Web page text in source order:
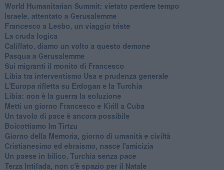
World Humanitarian Summit: vietato perdere tempo
Israele, attentato a Gerusalemme
Francesco a Lesbo, un viaggio triste
La cruda logica
Califfato, diamo un volto a questo demone
Pasqua a Gerusalemme
Sui migranti il monito di Francesco
Libia tra interventismo Usa e prudenza generale
L'Europa rifletta su Erdogan e la Turchia
Libia: non è la guerra la soluzione
Metti un giorno Francesco e Kirill a Cuba
Un tavolo di pace è ancora possibile
Boicottiamo Im Tirtzu
Giorno della Memoria, giorno di umanità e civiltà
Cristianesimo ed ebraismo, nasce l'amicizia
Un paese in bilico, Turchia senza pace
Terza Intifada, non c'è spazio per il Natale